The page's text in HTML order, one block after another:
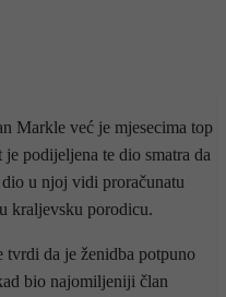
Markle već je mjesecima top
podijeljena te dio smatra da
u njoj vidi proračunatu
kraljevsku porodicu.
da je ženidba potpuno
bio najomiljeniji član